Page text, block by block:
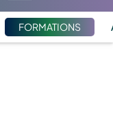
FORMATIONS